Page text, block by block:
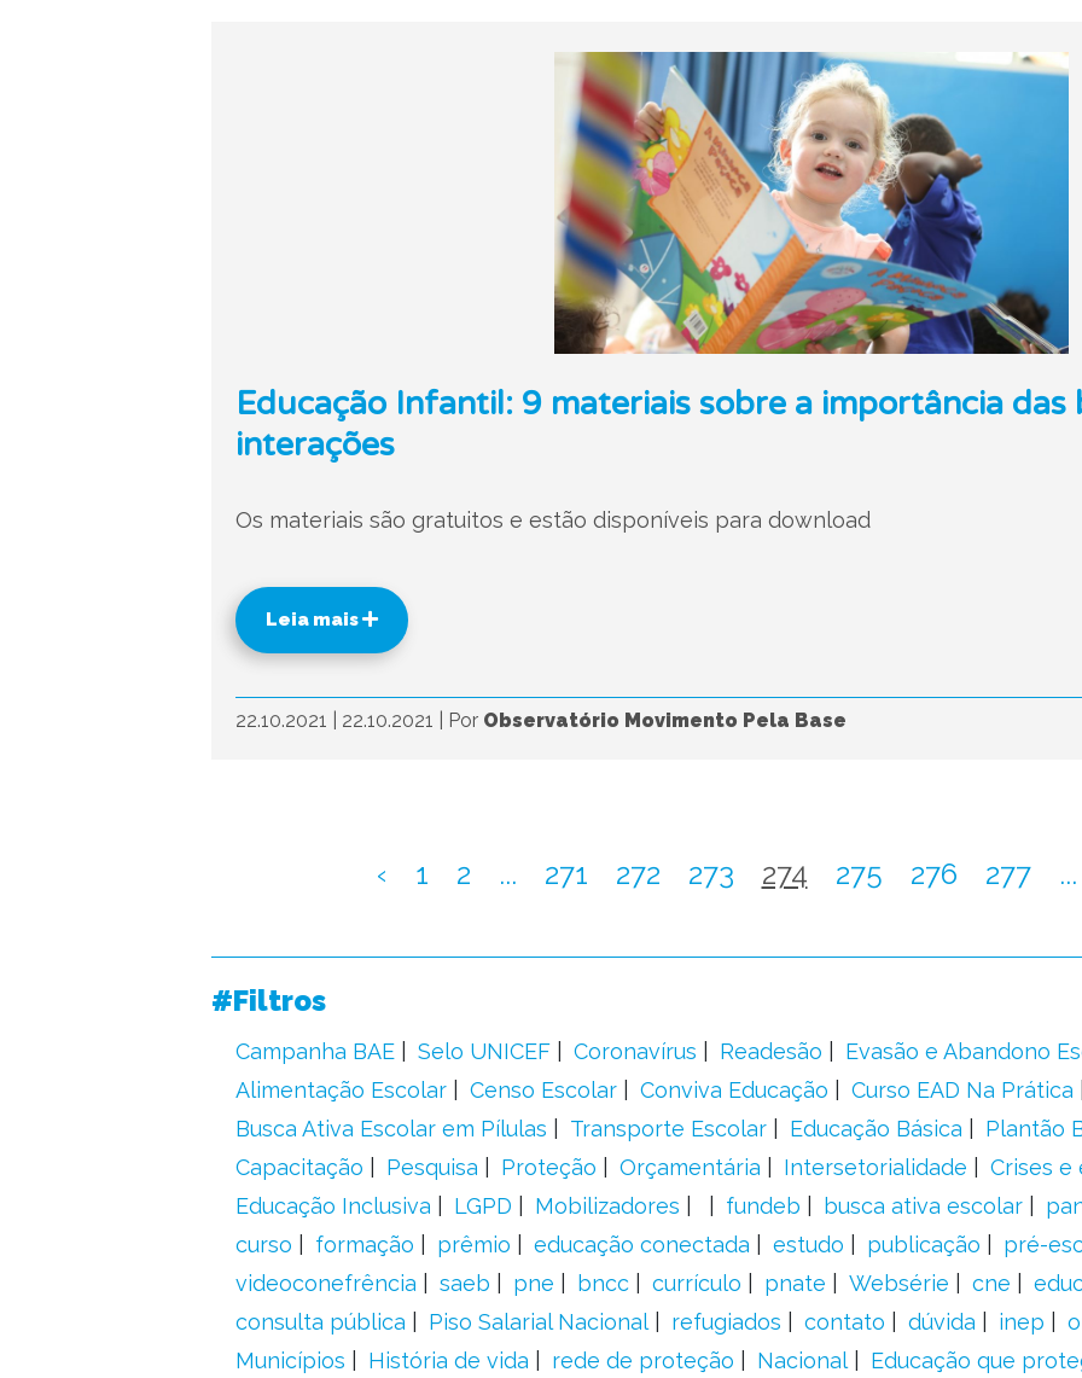
Educação Infantil: 9 materiais sobre a importância das
interações
Os materiais são gratuitos e estão disponíveis para download
Leia mais
22.10.2021 22.10.2021 Por Observatório Movimento Pela Base
‹ 1 2 ... 271 272 273 274 275 276 277 ...
#Filtros
Campanha BAE Selo UNICEF Coronavírus Readesão Evasão e Abandono
Alimentação Escolar
Censo Escolar Conviva Educação Curso EAD Na Prática
Busca Ativa Escolar em Pílulas
Transporte Escolar Educação Básica
Plantão
Capacitação
Pesquisa Proteção Orçamentária Intersetorialidade Crises e
Educação Inclusiva
LGPD Mobilizadores fundeb busca ativa escolar
curso
formação prêmio educação conectada estudo publicação pré-
videoconefrência
saeb pne bncc currículo pnate Websérie cne
consulta pública
Piso Salarial Nacional refugiados contato dúvida inep
Municípios
História de vida rede de proteção Nacional Educação que